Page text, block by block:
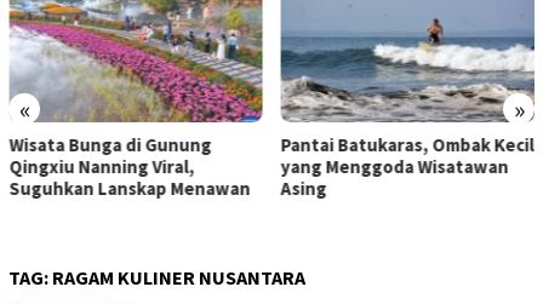
« »
Pantai Batukaras, Ombak Kecil
yang Menggoda Wisatawan
Asing
Senja di Pantai
Wisatawan Menikmati
dengan Bermain hingga
TAG: RAGAM KULINER NUSANTARA